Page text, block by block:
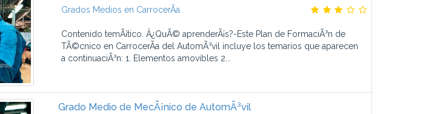
Grados Medios en CarrocerÃ­a
Contenido temÃ¡tico. Â¿QuÃ© aprenderÃ¡s?-Este Plan de FormaciÃ³n de
TÃ©cnico en CarrocerÃ­a del AutomÃ³vil incluye los temarios que aparecen
a continuaciÃ³n: 1. Elementos amovibles 2...
Grado Medio de MecÃ¡nico de AutomÃ³vil